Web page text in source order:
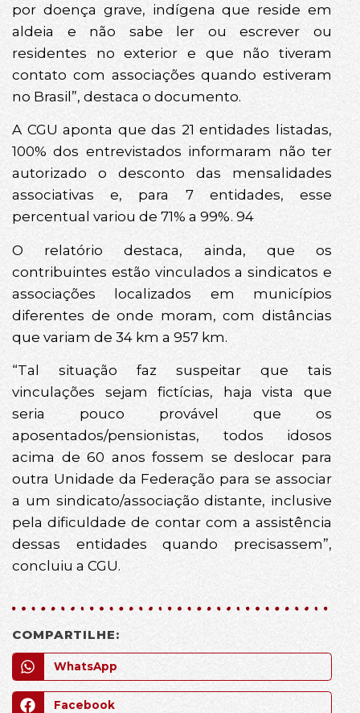
por doença grave, indígena que reside em
aldeia e não sabe ler ou escrever ou
residentes no exterior e que não tiveram
contato com associações quando estiveram
no Brasil”, destaca o documento.
A CGU aponta que das 21 entidades listadas,
100% dos entrevistados informaram não ter
autorizado o desconto das mensalidades
associativas e, para 7 entidades, esse
percentual variou de 71% a 99%. 94
O relatório destaca, ainda, que os
contribuintes estão vinculados a sindicatos e
associações localizados em municípios
diferentes de onde moram, com distâncias
que variam de 34 km a 957 km.
“Tal situação faz suspeitar que tais
vinculações sejam fictícias, haja vista que
seria pouco provável que os
aposentados/pensionistas, todos idosos
acima de 60 anos fossem se deslocar para
outra Unidade da Federação para se associar
a um sindicato/associação distante, inclusive
pela dificuldade de contar com a assistência
dessas entidades quando precisassem”,
concluiu a CGU.
COMPARTILHE:
WhatsApp
Facebook